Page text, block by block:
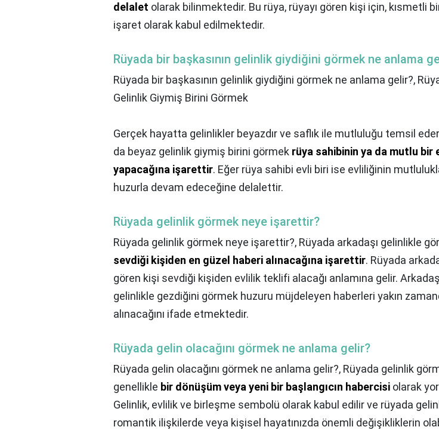
delalet olarak bilinmektedir. Bu rüya, rüyayı gören kişi için, kısmetli
işaret olarak kabul edilmektedir.
Rüyada bir başkasının gelinlik giydiğini görmek ne anlama
Rüyada bir başkasının gelinlik giydiğini görmek ne anlama gelir?,
Gelinlik Giymiş Birini Görmek
Gerçek hayatta gelinlikler beyazdır ve saflık ile mutluluğu temsil
da beyaz gelinlik giymiş birini görmek rüya sahibinin ya da mutlu bir
yapacağına işarettir. Eğer rüya sahibi evli biri ise evliliğinin
huzurla devam edeceğine delalettir.
Rüyada gelinlik görmek neye işarettir?
Rüyada gelinlik görmek neye işarettir?, Rüyada arkadaşı gelinlikle
sevdiği kişiden en güzel haberi alınacağına işarettir. Rüyada
gören kişi sevdiği kişiden evlilik teklifi alacağı anlamına gelir.
gelinlikle gezdiğini görmek huzuru müjdeleyen haberleri yakın
alınacağını ifade etmektedir.
Rüyada gelin olacağını görmek ne anlama gelir?
Rüyada gelin olacağını görmek ne anlama gelir?, Rüyada gelinlik
genellikle bir dönüşüm veya yeni bir başlangıcın habercisi olarak
Gelinlik, evlilik ve birleşme sembolü olarak kabul edilir ve rüyada
romantik ilişkilerde veya kişisel hayatınızda önemli değişikliklerin